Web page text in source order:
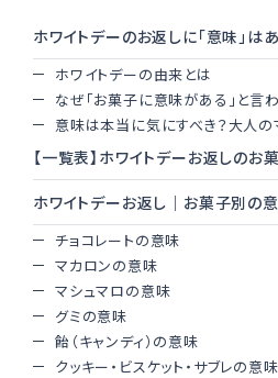
TOKYO街歩き
運営メンバー紹介
運営会社
利用規約
特定商取引法に基づく表記
ホワイトデーのお返しに「意味」は
ホワイトデーの由来とは
なぜ「お菓子に意味がある」と言
意味は本当に気にすべき？大人の
【一覧表】ホワイトデーお返しのお
ホワイトデーお返し｜お菓子別の
チョコレートの意味
マカロンの意味
マシュマロの意味
グミの意味
飴（キャンディ）の意味
クッキー・ビスケット・サブレの意味